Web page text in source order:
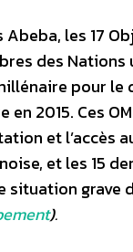
Abeba, les 17
des
pour le
en 2015. Ces
et
et les 15
situation
).